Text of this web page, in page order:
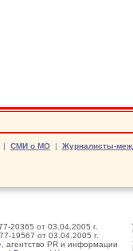
СМИ о МО| Журналисты-
20365 от 03.04.2005 г.
19567 от 03.04.2005 г.
PR и информации